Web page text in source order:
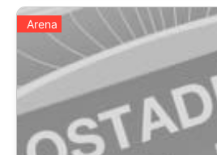
Arena